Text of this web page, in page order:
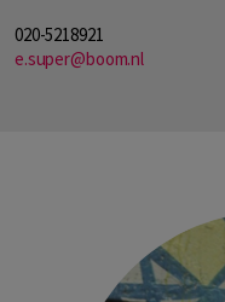
020-5218921
e.super@boom.nl